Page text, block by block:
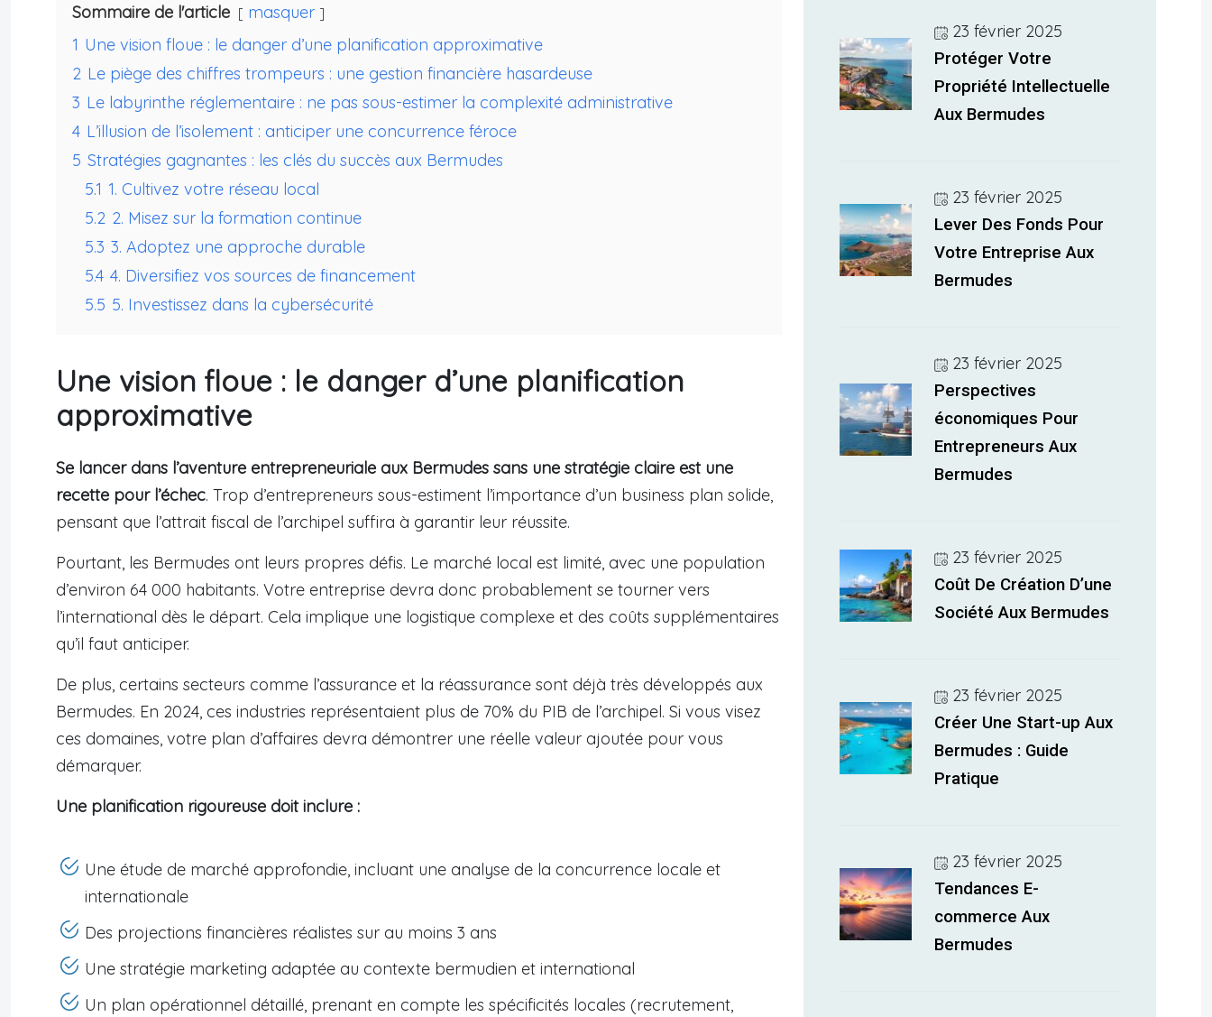
Sommaire de l'article
masquer
1 Une vision floue : le danger d’une planification approximative
2 Le piège des chiffres trompeurs : une gestion financière hasardeuse
3 Le labyrinthe réglementaire : ne pas sous-estimer la complexité administrative
4 L’illusion de l’isolement : anticiper une concurrence féroce
5 Stratégies gagnantes : les clés du succès aux Bermudes
5.1 1. Cultivez votre réseau local
5.2 2. Misez sur la formation continue
5.3 3. Adoptez une approche durable
5.4 4. Diversifiez vos sources de financement
5.5 5. Investissez dans la cybersécurité
Une vision floue : le danger d’une planification
approximative
Se lancer dans l’aventure entrepreneuriale aux Bermudes sans une stratégie claire est une
recette pour l’échec. Trop d’entrepreneurs sous-estiment l’importance d’un business plan solide,
pensant que l’attrait fiscal de l’archipel suffira à garantir leur réussite.
Pourtant, les Bermudes ont leurs propres défis. Le marché local est limité, avec une population
d’environ 64 000 habitants. Votre entreprise devra donc probablement se tourner vers
l’international dès le départ. Cela implique une logistique complexe et des coûts supplémentaires
qu’il faut anticiper.
De plus, certains secteurs comme l’assurance et la réassurance sont déjà très développés aux
Bermudes. En 2024, ces industries représentaient plus de 70% du PIB de l’archipel. Si vous visez
ces domaines, votre plan d’affaires devra démontrer une réelle valeur ajoutée pour vous
démarquer.
Une planification rigoureuse doit inclure :
Une étude de marché approfondie, incluant une analyse de la concurrence locale et
internationale
Des projections financières réalistes sur au moins 3 ans
Une stratégie marketing adaptée au contexte bermudien et international
Un plan opérationnel détaillé, prenant en compte les spécificités locales (recrutement,
23 février 2025
Protéger Votre
Propriété Intellectuelle
Aux Bermudes
23 février 2025
Lever Des Fonds Pour
Votre Entreprise Aux
Bermudes
23 février 2025
Perspectives
économiques Pour
Entrepreneurs Aux
Bermudes
23 février 2025
Coût De Création D’une
Société Aux Bermudes
23 février 2025
Créer Une Start-up Aux
Bermudes : Guide
Pratique
23 février 2025
Tendances E-
commerce Aux
Bermudes